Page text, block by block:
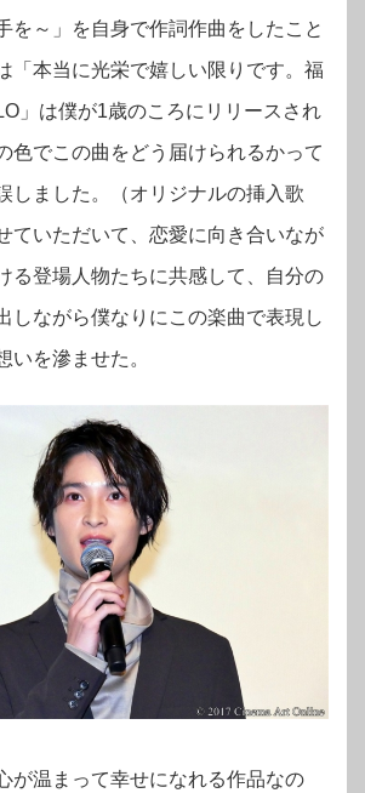
を～」を自身で作詞作曲をしたこと
「本当に光栄で嬉しい限りです。福
」は僕が1歳のころにリリースされ
色でこの曲をどう届けられるかって
しました。（オリジナルの挿入歌
ていただいて、恋愛に向き合いなが
る登場人物たちに共感して、自分の
しながら僕なりにこの楽曲で表現し
いを滲ませた。
が温まって幸せになれる作品なの